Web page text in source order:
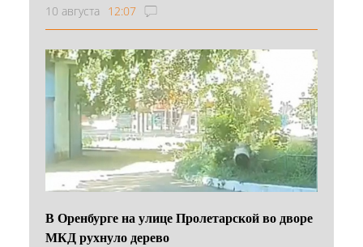
10 августа 12:07
В Оренбурге на улице Пролетарской во дворе
МКД рухнуло дерево